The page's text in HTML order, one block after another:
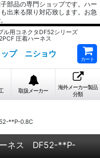
部品の専門ショップです。ハー
出来る限り対応致します。お急
ル用コネクタDF52シリーズ
圧着ハーネス
ップ ニショウ
カート
取扱メーカー
海外メーカー製品
分類
**P-0.8C
ネス DF52-**P-